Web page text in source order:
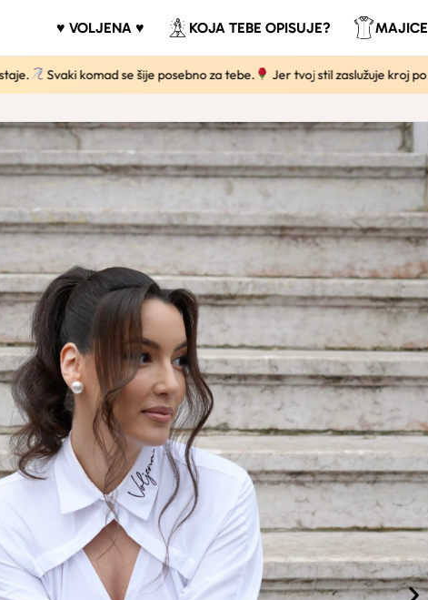
♥ VOLJENA ♥ KOJA TEBE OPISUJE? MAJICE
Svaki komad se šije posebno za tebe. Jer tvoj stil zaslužuje kroj po mjeri.